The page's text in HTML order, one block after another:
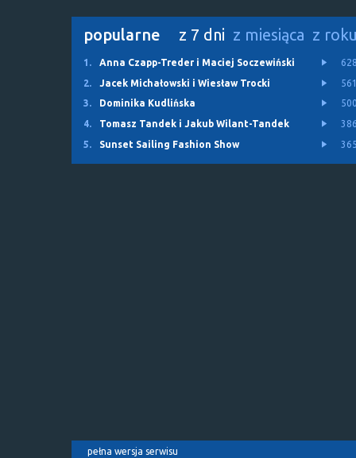
popularne z 7 dni z miesiąca z
1. Anna Czapp-Treder i Maciej Soczewiński
2.
Jacek Michałowski i Wiesław Trocki
3.
Dominika Kudlińska
4.
Tomasz Tandek i Jakub Wilant-Tandek
5.
Sunset Sailing Fashion Show
pełna wersja serwisu